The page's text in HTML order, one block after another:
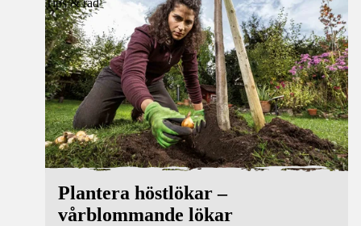
Plantera höstlökar –
vårblommande lökar